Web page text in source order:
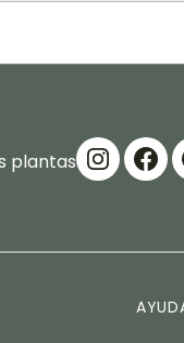
plantas